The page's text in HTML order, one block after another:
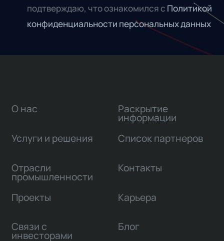
подтверждаю, что ознакомился с Политикой
конфиденциальности персональных данных
О нас
Услуги и решения
Отрасли
промышленности
Проекты
Связи с
инвесторами
Раскрытие
информации
Список партнеров
Контакты
Карьера
Блог